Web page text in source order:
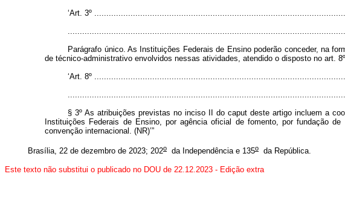
‘Art. 3º
Parágrafo único. As Instituições Federais de Ensino poderão conceder, na
de técnico-administrativo envolvidos nessas atividades, atendido o disposto no art.
‘Art. 8º
§ 3º As atribuições previstas no inciso II do caput deste artigo incluem a
Instituições Federais de Ensino, por agência oficial de fomento, por fundação
convenção internacional. (NR)’”
Brasília, 22 de dezembro de 2023; 202o da Independência e 135o da República.
Este texto não substitui o publicado no DOU de 22.12.2023 - Edição extra